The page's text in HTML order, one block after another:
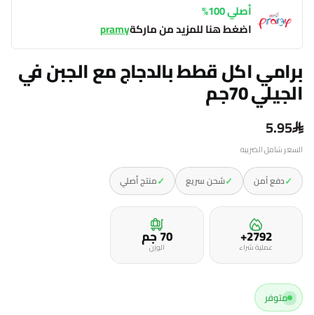
أصلي 100%
اضغط هنا للمزيد من ماركةpramy
برامي اكل قطط بالدجاج مع الجبن في
الجيلي 70جم
5.95
السعر شامل الضريبه
✓دفع آمن ✓شحن سريع ✓منتج أصلي
2792+
عملية شراء 70 جمالوزن
متوفر